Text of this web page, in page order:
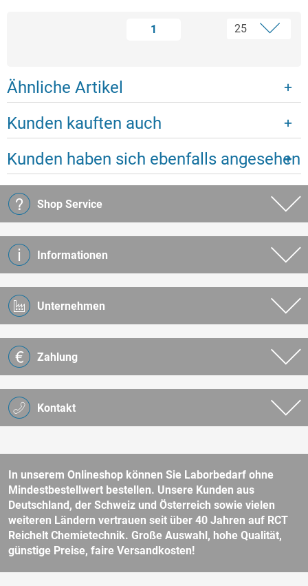
1
Ähnliche Artikel
Kunden kauften auch
Kunden haben sich ebenfalls angesehen
Kontakt
Shop Service
Informationen
Unternehmen
Zahlung
In unserem Onlineshop können Sie Laborbedarf ohne
Mindestbestellwert bestellen. Unsere Kunden aus
Deutschland, der Schweiz und Österreich sowie vielen
weiteren Ländern vertrauen seit über 40 Jahren auf RCT
Reichelt Chemietechnik. Große Auswahl, hohe Qualität,
günstige Preise, faire Versandkosten!